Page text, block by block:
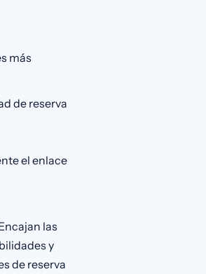
más
de reserva
el enlace
las
y
de reserva